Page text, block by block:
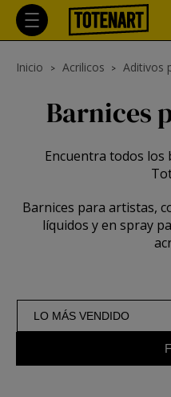
Inicio Acrilicos Aditivos
Barnices
Encuentra todos los
Barnices para artistas,
líquidos y en spray
LO MÁS VENDIDO